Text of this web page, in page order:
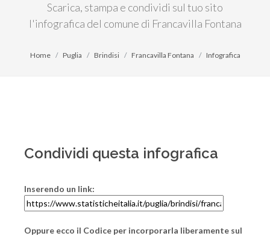
Scarica, stampa e condividi sul tuo sito
l'infografica del comune di Francavilla Fontana
Home Puglia Brindisi Francavilla Fontana Infografica
Condividi questa infografica
Inserendo un link:
Oppure ecco il Codice per incorporarla liberamente sul